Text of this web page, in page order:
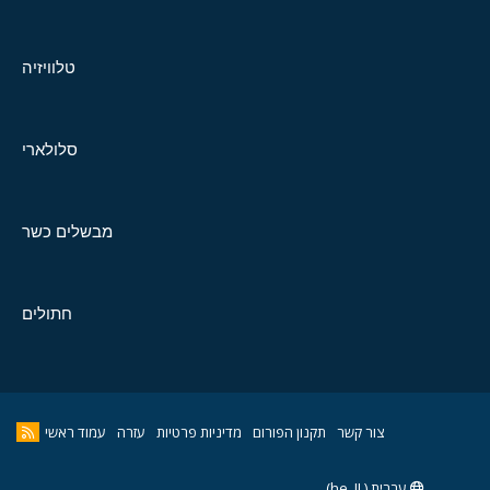
טלוויזיה
סלולארי
מבשלים כשר
חתולים
צור קשר תקנון הפורום מדיניות פרטיות עזרה עמוד ראשי